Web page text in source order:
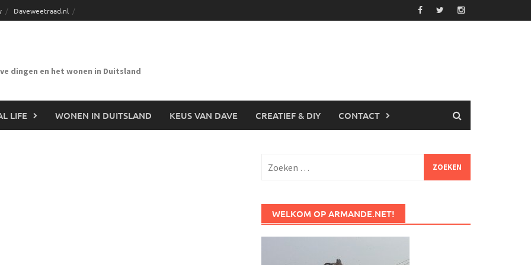
Daveweetraad.nl
dingen en het wonen in Duitsland
LIFE WONEN IN DUITSLAND KEUS VAN DAVE CREATIEF & DIY CONTACT
naar:
WELKOM OP ARMANDE.NET!